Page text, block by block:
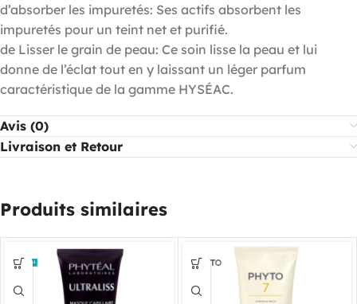
d’absorber les impuretés: Ses actifs absorbent les
impuretés pour un teint net et purifié.
de Lisser le grain de peau: Ce soin lisse la peau et lui
donne de l’éclat tout en y laissant un léger parfum
caractéristique de la gamme HYSÉAC.
Avis (0)
Livraison et Retour
Produits similaires